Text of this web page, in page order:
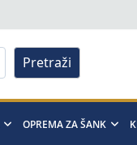
Pretraži
OPREMA ZA ŠANK